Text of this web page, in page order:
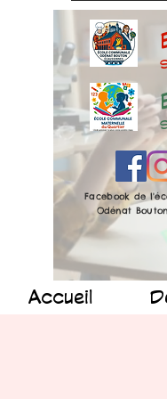
Facebook de
Odénat Bouton
Accueil